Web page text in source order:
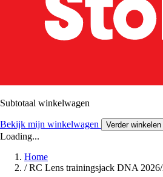
Subtotaal winkelwagen
Bekijk mijn winkelwagen Verder winkelen
Loading...
Home
/ RC Lens trainingsjack DNA